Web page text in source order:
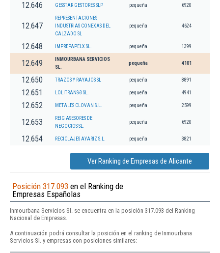
12.646 GESSTAR GESTORES SLP pequeña 6920
12.647
REPRESENTACIONES
INDUSTRIAS CONEXAS DEL
CALZADO SL
pequeña 4624
12.648 IMPREPAPELX SL. pequeña 1399
12.649
INMOURBANA SERVICIOS
SL.
pequeña 4101
12.650 TRAZOS Y RAYAJOS SL pequeña 8891
12.651 LOLITRANS-3 SL. pequeña 4941
12.652 METALES CLOVAN S.L. pequeña 2599
12.653
REIG ASESORES DE
NEGOCIOS SL.
pequeña 6920
12.654 RECICLAJES AYARIZ S.L. pequeña 3821
Ver Ranking de Empresas de Alicante
Posición 317.093 en el Ranking de
Empresas Españolas
Inmourbana Servicios Sl. se encuentra en la posición 317.093 del Ranking
Nacional de Empresas.
A continuación podrá consultar la posición en el ranking de Inmourbana
Servicios Sl. y empresas con posiciones similares: